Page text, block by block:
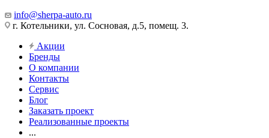
info@sherpa-auto.ru
г. Котельники, ул. Сосновая, д.5, помещ. 3.
Акции
Бренды
О компании
Контакты
Сервис
Блог
Заказать проект
Реализованные проекты
...